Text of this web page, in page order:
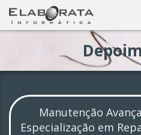
Manutenção
Especialização em